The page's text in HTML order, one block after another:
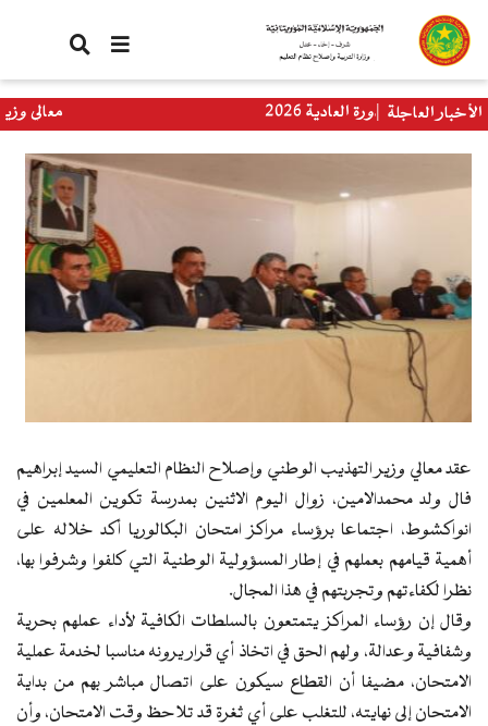
تجاوز
إلى
المحتوى
الرئيسي
الأخبار العاجلة
الدورة العادية 2026
معالي وزيرة
عقد معالي وزير التهذيب الوطني وإصلاح النظام التعليمي السيد إبراهيم
فال ولد محمدالامين، زوال اليوم الاثنين بمدرسة تكوين المعلمين في
انواكشوط، اجتماعا برؤساء مراكز امتحان البكالوريا أكد خلاله على
أهمية قيامهم بعملهم في إطار المسؤولية الوطنية التي كلفوا وشرفوا بها،
نظرا لكفاءتهم وتجربتهم في هذا المجال.
وقال إن رؤساء المراكز يتمتعون بالسلطات الكافية لأداء عملهم بحرية
وشفافية وعدالة، ولهم الحق في اتخاذ أي قرار يرونه مناسبا لخدمة عملية
الامتحان، مضيفا أن القطاع سيكون على اتصال مباشر بهم من بداية
الامتحان إلى نهايته، للتغلب على أي ثغرة قد تلاحظ وقت الامتحان، وأن